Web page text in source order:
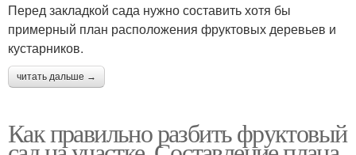
Перед закладкой сада нужно составить хотя бы
примерный план расположения фруктовых деревьев и
кустарников.
читать дальше →
Как правильно разбить фруктовый